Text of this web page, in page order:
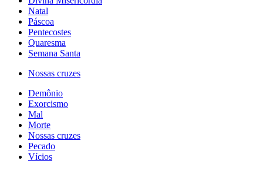
Natal
Páscoa
Pentecostes
Quaresma
Semana Santa
Nossas cruzes
Demônio
Exorcismo
Mal
Morte
Nossas cruzes
Pecado
Vícios